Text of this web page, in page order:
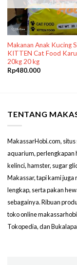
Makanan Anak Kucing
KITTEN Cat Food
20kg 20 kg
Rp480.000
TENTANG
MakassarHobi.com,
aquarium, perlengkapan
kelinci, hamster, sugar
Makassar, tapi kami
lengkap, serta pakan
sebagainya. Ribuan
toko online
Tokopedia, dan